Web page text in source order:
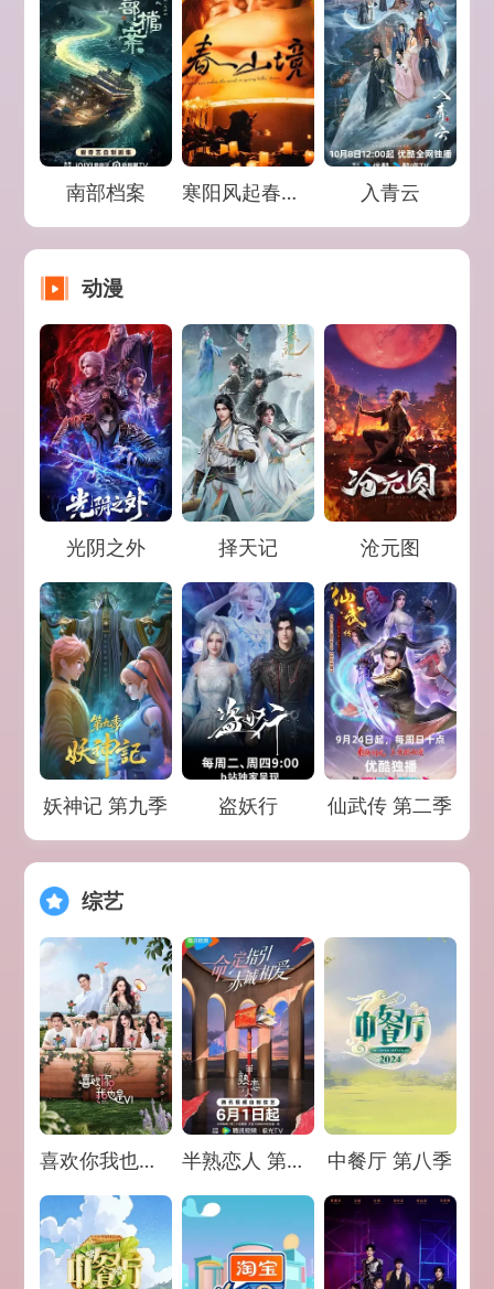
Loading...
南部档案 Loading... 寒阳风起春山境 Loading...入青云
动漫
Loading...
光阴之外 Loading...择天记 Loading...沧元图
Loading...
妖神记 第九季 Loading...盗妖行 Loading...
仙武传 第二季
综艺
Loading... 喜欢你我也是 第六季 Loading... 半熟恋人 第五季 Loading...
中餐厅 第八季